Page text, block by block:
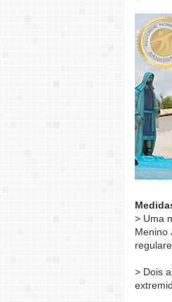
> Uma
Menino
> Dois